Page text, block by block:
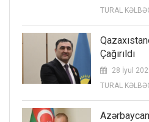
TURAL
Çağırıldı
28 İyul
TURAL